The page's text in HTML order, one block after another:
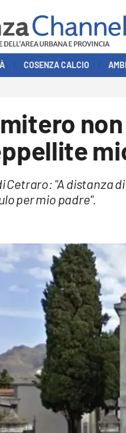
COSENZA CALCIO
Cetraro: "A distanza
per mio padre".